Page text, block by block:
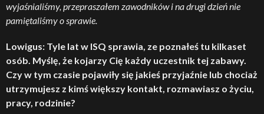
wyjaśnialiśmy, przepraszałem zawodników i na drugi dzień nie
pamiętaliśmy o sprawie.
Lowigus: Tyle lat w ISQ sprawia, ze poznałeś tu kilkaset
osób. Myślę, że kojarzy Cię każdy uczestnik tej zabawy.
Czy w tym czasie pojawiły się jakieś przyjaźnie lub chociaż
utrzymujesz z kimś większy kontakt, rozmawiasz o życiu,
pracy, rodzinie?